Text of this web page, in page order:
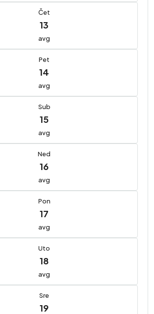
Čet
13
avg
Pet
14
avg
Sub
15
avg
Ned
16
avg
Pon
17
avg
Uto
18
avg
Sre
19